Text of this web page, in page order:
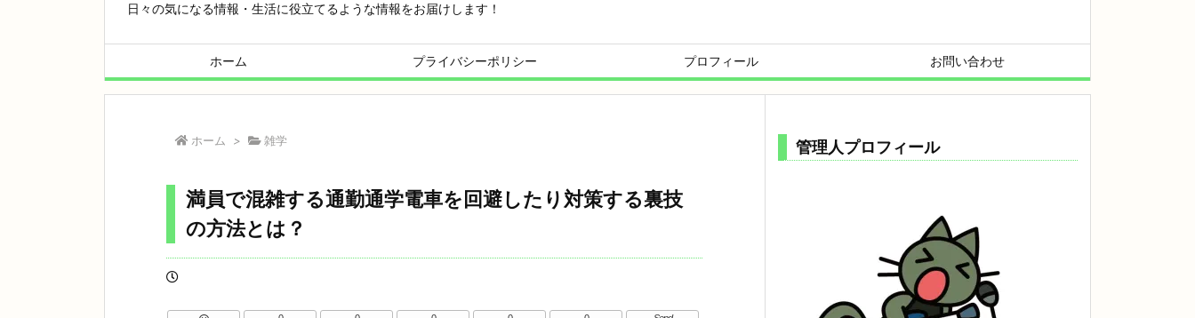
日々の気になる情報・生活に役立てるような情報をお届けします！
ホーム プライバシーポリシー プロフィール お問い合わせ
ホーム > 雑学
満員で混雑する通勤通学電車を回避したり対策する裏技
の方法とは？
管理人プロフィール